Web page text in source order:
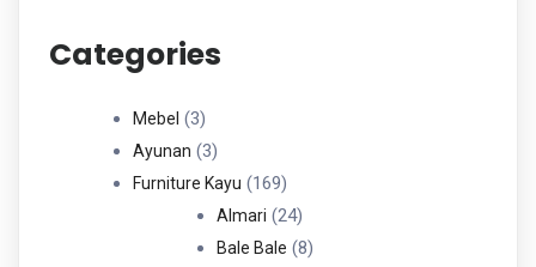
Categories
Mebel 33
Produk
Ayunan 33
Produk
Furniture Kayu 169169
Produk
Almari 2424
Produk
Bale Bale 88